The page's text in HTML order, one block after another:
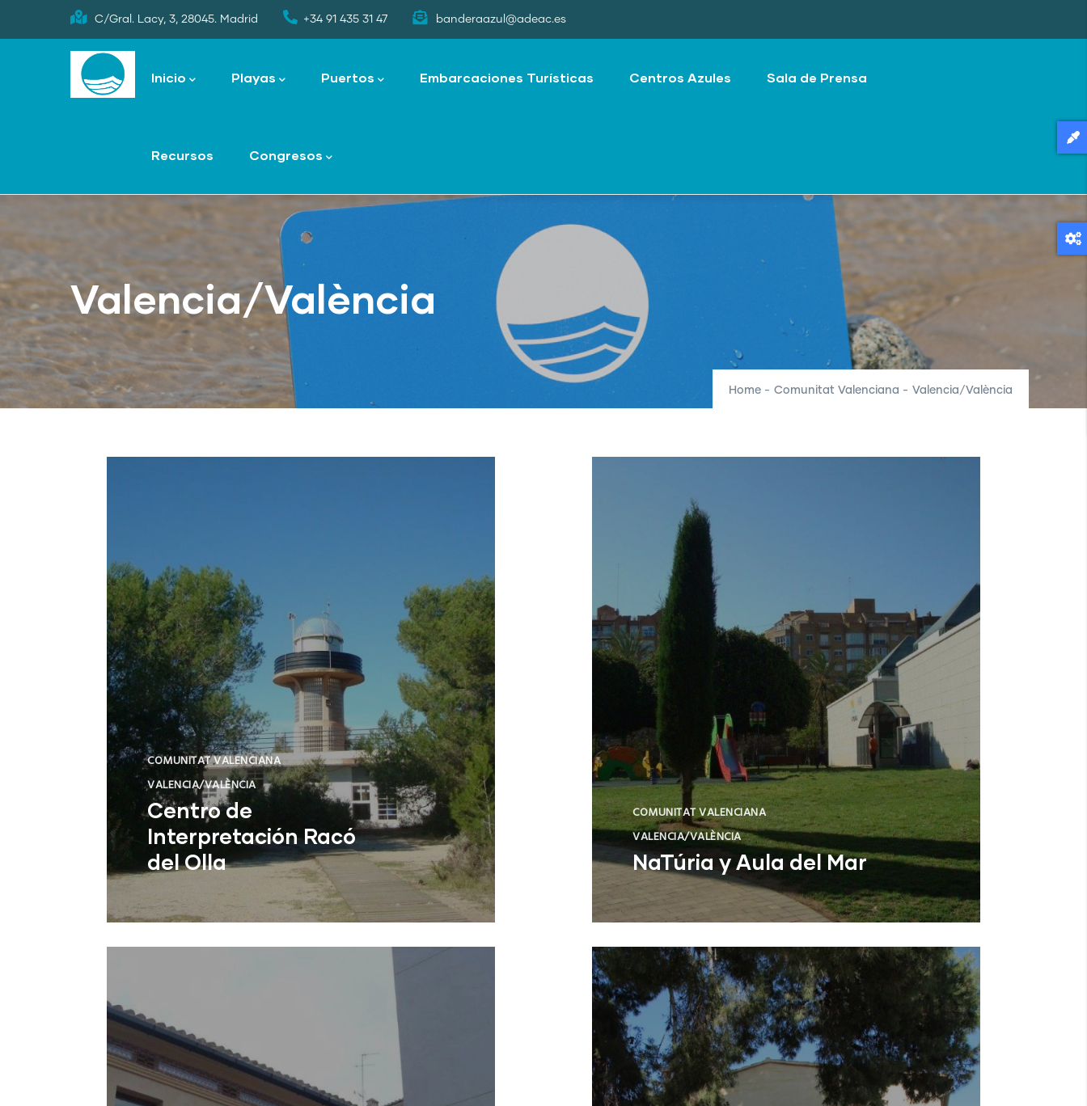
to
C/Gral. Lacy, 3, 28045. Madrid +34 91 435 31 47 banderaazul@adeac.es
navigation
Inicio Playas Puertos Embarcaciones Turísticas Centros Azules Sala de Prensa
Recursos Congresos
Valencia/València
Home - Comunitat Valenciana - Valencia/València
COMUNITAT VALENCIANA
VALENCIA/VALÈNCIA
Centro de
Interpretación Racó
del Olla
Valencia (Valencia)
COMUNITAT VALENCIANA
VALENCIA/VALÈNCIA
NaTúria y Aula del Mar
Valencia (Valencia)